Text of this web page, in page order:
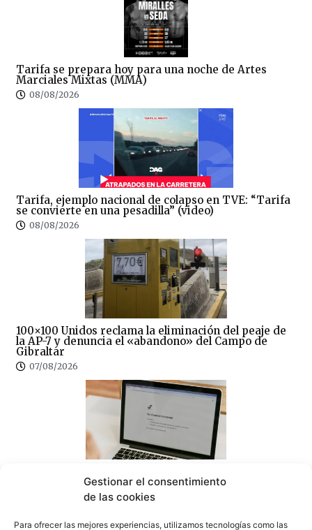
Gestionar el consentimiento
de las cookies
Para ofrecer las mejores experiencias, utilizamos tecnologías como las
Tarifa se prepara hoy para una noche de Artes
Marciales Mixtas (MMA)
08/08/2026
Tarifa, ejemplo nacional de colapso en TVE: “Tarifa
se convierte en una pesadilla” (video)
08/08/2026
100×100 Unidos reclama la eliminación del peaje de
la AP-7 y denuncia el «abandono» del Campo de
Gibraltar
07/08/2026
CSIF denuncia el colapso del Juzgado de Paz de